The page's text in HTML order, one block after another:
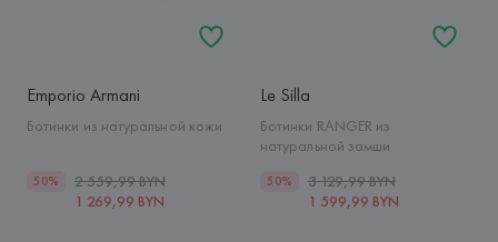
Emporio Armani
Ботинки из натуральной кожи
50%
2 559,99 BYN
1 269,99 BYN
Le Silla
Ботинки RANGER из
натуральной замши
50%
3 129,99 BYN
1 599,99 BYN